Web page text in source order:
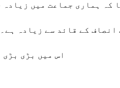
کہ ہماری جماعت میں
کے قائد سے زیادہ
اس میں بڑی بڑی